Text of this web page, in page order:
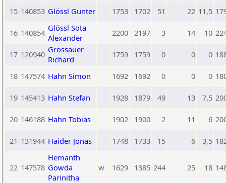
15 140853 Glössl Gunter 1753 1702 51 22 11,5
16 140854 Glössl Sota
Alexander
2200 2197 3 14 10
17 120940 Grossauer
Richard
1759 1759 0 0 0
18 147574 Hahn Simon 1692 1692 0 0 0
19 145413 Hahn Stefan 1928 1879 49 13 7,5
20 146188 Hahn Tobias 1902 1900 2 11 6
21 131944 Haider Jonas 1748 1733 15 6 3,5
22 147578
Hemanth
Gowda
Parinitha
w 1629 1385 244 25 18